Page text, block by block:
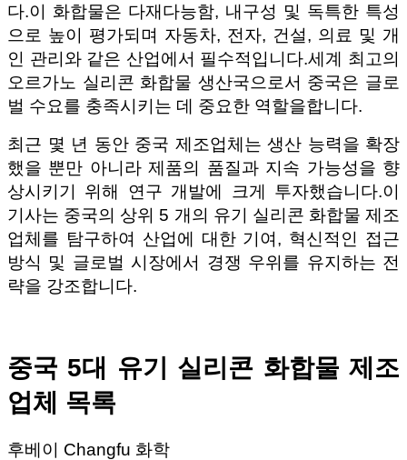
다.이 화합물은 다재다능함, 내구성 및 독특한 특성
으로 높이 평가되며 자동차, 전자, 건설, 의료 및 개
인 관리와 같은 산업에서 필수적입니다.세계 최고의
오르가노 실리콘 화합물 생산국으로서 중국은 글로
벌 수요를 충족시키는 데 중요한 역할을합니다.
최근 몇 년 동안 중국 제조업체는 생산 능력을 확장
했을 뿐만 아니라 제품의 품질과 지속 가능성을 향
상시키기 위해 연구 개발에 크게 투자했습니다.이
기사는 중국의 상위 5 개의 유기 실리콘 화합물 제조
업체를 탐구하여 산업에 대한 기여, 혁신적인 접근
방식 및 글로벌 시장에서 경쟁 우위를 유지하는 전
략을 강조합니다.
중국 5대 유기 실리콘 화합물 제조
업체 목록
후베이 Changfu 화학